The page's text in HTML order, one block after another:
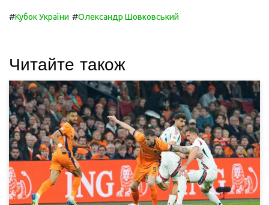
#Кубок України #Олександр Шовковський
Читайте також